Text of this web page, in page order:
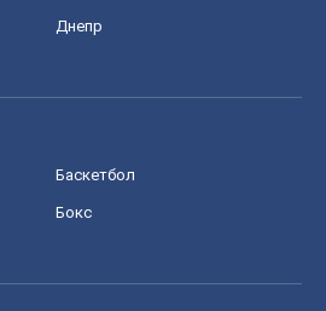
Днепр
Баскетбол
Бокс